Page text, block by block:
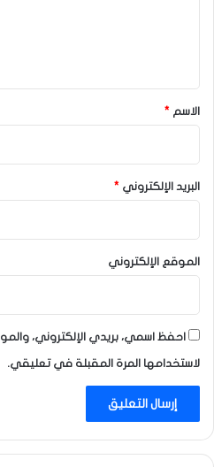
*
الاسم *
البريد الإلكتروني *
الموقع الإلكتروني
احفظ اسمي، بريدي الإلكتروني،
لاستخدامها المرة المقبلة في تعليقي.